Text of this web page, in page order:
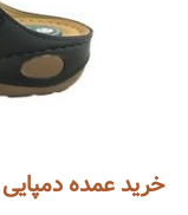
خرید عمده